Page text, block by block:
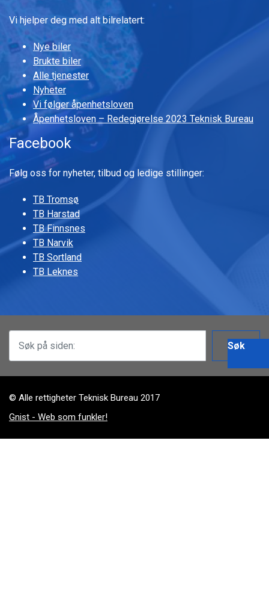
Vi hjelper deg med alt bilrelatert:
Nye biler
Brukte biler
Alle tjenester
Nyheter
Vi følger åpenhetsloven
Åpenhetsloven – Redegjørelse 2023 Teknisk Bureau
Facebook
Følg oss for nyheter, tilbud og ledige stillinger:
TB Tromsø
TB Harstad
TB Finnsnes
TB Narvik
TB Sortland
TB Leknes
Søk
© Alle rettigheter Teknisk Bureau 2017
Gnist - Web som funkler!